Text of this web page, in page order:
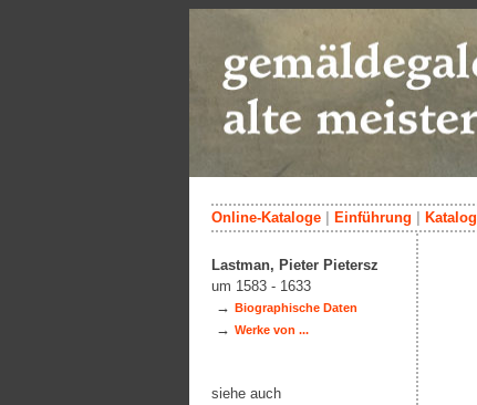
Online-Kataloge Einführung Katalog
Lastman, Pieter Pietersz
um 1583 - 1633
→ Biographische Daten
→ Werke von ...
siehe auch